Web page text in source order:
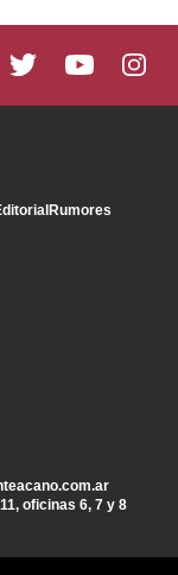
Rumores
oficinas 6, 7 y 8